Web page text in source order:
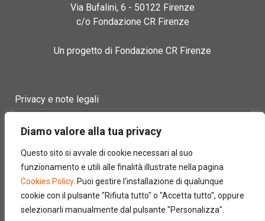
Diamo valore alla tua privacy
Questo sito si avvale di cookie necessari al suo
funzionamento e utili alle finalità illustrate nella pagina
Cookies Policy. Puoi gestire l'installazione di qualunque
cookie con il pulsante "Rifiuta tutto" o "Accetta tutto", oppure
selezionarli manualmente dal pulsante "Personalizza".
Via Bufalini, 6 - 50122 Firenze
c/o Fondazione CR Firenze
Un progetto di Fondazione CR Firenze
Privacy e note legali
Cookie policy
Contatti